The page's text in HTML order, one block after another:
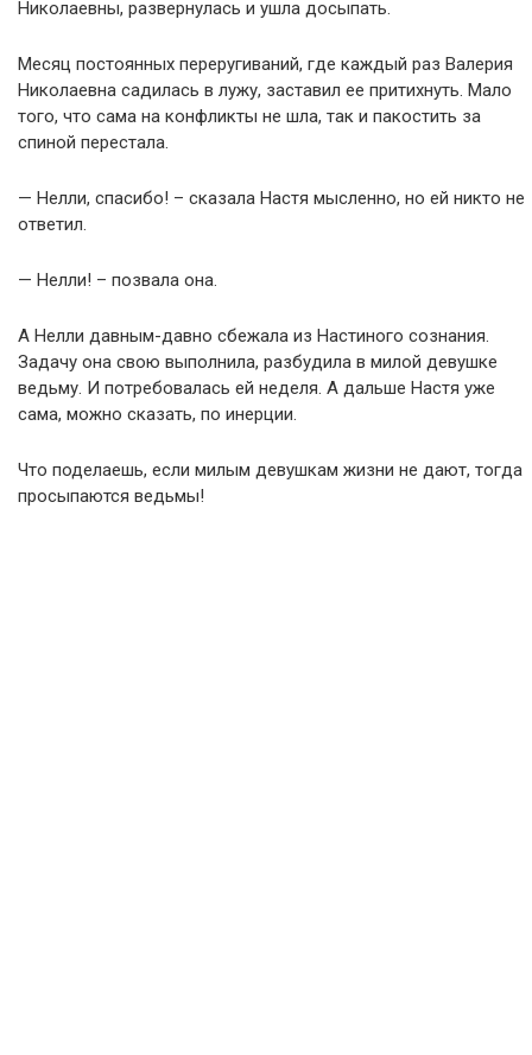
Николаевны, развернулась и ушла досыпать.
Месяц постоянных переругиваний, где каждый раз Валерия
Николаевна садилась в лужу, заставил ее притихнуть. Мало
того, что сама на конфликты не шла, так и пакостить за
спиной перестала.
— Нелли, спасибо! – сказала Настя мысленно, но ей никто не
ответил.
— Нелли! – позвала она.
А Нелли давным-давно сбежала из Настиного сознания.
Задачу она свою выполнила, разбудила в милой девушке
ведьму. И потребовалась ей неделя. А дальше Настя уже
сама, можно сказать, по инерции.
Что поделаешь, если милым девушкам жизни не дают, тогда
просыпаются ведьмы!